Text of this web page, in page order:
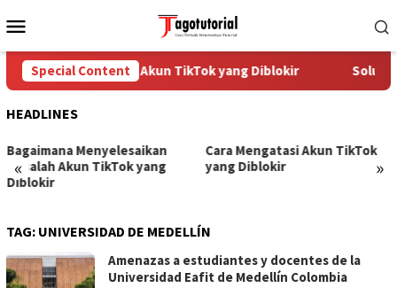
to
Menu
Special Content
Cara Mengatasi Akun TikTok yang Diblokir Solusi
HEADLINES
« »
Bagaimana Menyelesaikan
Masalah Akun TikTok yang
Diblokir
Cara Mengatasi Akun TikTok
yang Diblokir
TAG: UNIVERSIDAD DE MEDELLÍN
Amenazas a estudiantes y docentes de la
Universidad Eafit de Medellín Colombia